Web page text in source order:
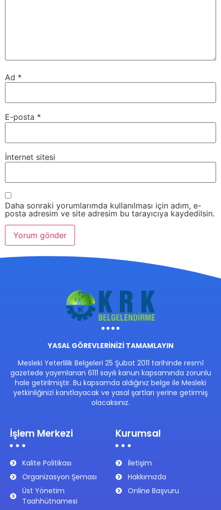
Ad *
E-posta *
İnternet sitesi
Daha sonraki yorumlarımda kullanılması için adım, e-
posta adresim ve site adresim bu tarayıcıya kaydedilsin.
YASAL GÖREVLERİNİZİ TAMAMLAYIN
Mesleki Yeterlilik Belgeleri 25 Şubat 2011 tarihinde resmî
gazetede yayımlanan 6111 sayılı kanun kapsamında zorunlu
hale getirilmiştir. Bu kapsamda aldığınız belge ile Mesleki
yetkinliğinizi kanıtlayacak ve yasal şartları yerine getirmiş
olacaksınız.
İşlem Merkezi
Kalite Politikası
Organizasyon Şeması
Üst Yönetim
Taahhütnamesi
Kurumsal
İletişim
Hakkımızda
Online Başvuru